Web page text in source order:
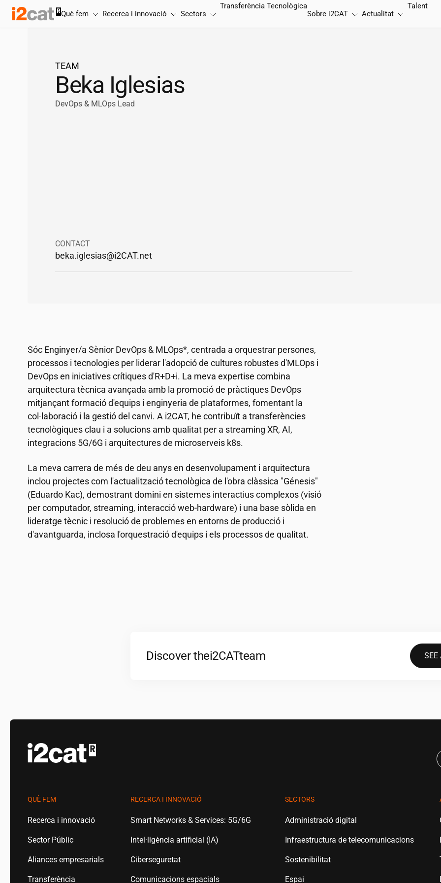
Salta
Què fem Recerca i innovació Sectors
Transferència Tecnològica
Sobre i2CAT Actualitat
Talent
TEAM
Beka Iglesias
DevOps & MLOps Lead
CONTACT
beka.iglesias@i2CAT.net
Sóc Enginyer/a Sènior DevOps & MLOps*, centrada a orquestrar persones,
processos i tecnologies per liderar l'adopció de cultures robustes d'MLOps i
DevOps en iniciatives crítiques d'R+D+i. La meva expertise combina
arquitectura tècnica avançada amb la promoció de pràctiques DevOps
mitjançant formació d'equips i enginyeria de plataformes, fomentant la
col·laboració i la gestió del canvi. A i2CAT, he contribuït a transferències
tecnològiques clau i a solucions amb qualitat per a streaming XR, AI,
integracions 5G/6G i arquitectures de microserveis k8s.
La meva carrera de més de deu anys en desenvolupament i arquitectura
inclou projectes com l'actualització tecnològica de l'obra clàssica "Génesis"
(Eduardo Kac), demostrant domini en sistemes interactius complexos (visió
per computador, streaming, interacció web-hardware) i una base sòlida en
lideratge tècnic i resolució de problemes en entorns de producció i
d'avantguarda, inclosa l'orquestració d'equips i els processos de qualitat.
Discover thei2CATteam SEE
QUÈ FEM
Recerca i innovació
Sector Públic
Aliances empresarials
Transferència
RECERCA I INNOVACIÓ
Smart Networks & Services: 5G/6G
Intel·ligència artificial (IA)
Ciberseguretat
Comunicacions espacials
SECTORS
Administració digital
Infraestructura de telecomunicacions
Sostenibilitat
Espai